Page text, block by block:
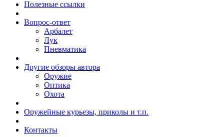
Полезные ссылки
Вопрос-ответ
Арбалет
Лук
Пневматика
Другие обзоры автора
Оружие
Оптика
Охота
Оружейные курьезы, приколы и т.п.
Контакты